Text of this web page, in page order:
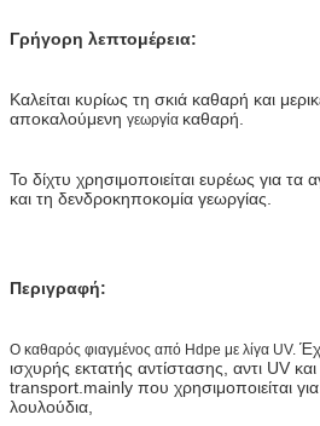
Γρήγορη λεπτομέρεια:
Καλείται κυρίως τη σκιά καθαρή και
αποκαλούμενη γεωργία καθαρή.
Το δίχτυ χρησιμοποιείται ευρέως για
και τη δενδροκηποκομία γεωργίας.
Περιγραφή:
Ο καθαρός φιαγμένος από Hdpe με λίγα UV.
ισχυρής εκτατής αντίστασης, αντι UV
transport.mainly που χρησιμοποιείται
λουλούδια,